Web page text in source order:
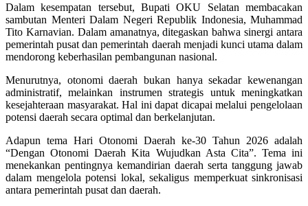
Dalam kesempatan tersebut, Bupati OKU Selatan membacakan
sambutan Menteri Dalam Negeri Republik Indonesia, Muhammad
Tito Karnavian. Dalam amanatnya, ditegaskan bahwa sinergi antara
pemerintah pusat dan pemerintah daerah menjadi kunci utama dalam
mendorong keberhasilan pembangunan nasional.
Menurutnya, otonomi daerah bukan hanya sekadar kewenangan
administratif, melainkan instrumen strategis untuk meningkatkan
kesejahteraan masyarakat. Hal ini dapat dicapai melalui pengelolaan
potensi daerah secara optimal dan berkelanjutan.
Adapun tema Hari Otonomi Daerah ke-30 Tahun 2026 adalah
“Dengan Otonomi Daerah Kita Wujudkan Asta Cita”. Tema ini
menekankan pentingnya kemandirian daerah serta tanggung jawab
dalam mengelola potensi lokal, sekaligus memperkuat sinkronisasi
antara pemerintah pusat dan daerah.